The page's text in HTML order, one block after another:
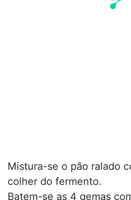
Mistura-se o pão ralado
colher do fermento.
Batem-se as 4 gemas